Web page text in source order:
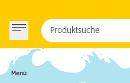
Menü
Produktsuche